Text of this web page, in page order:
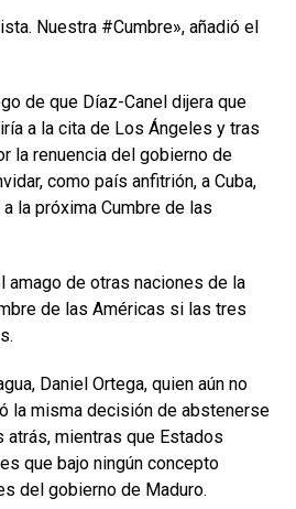
Nuestra #Cumbre», añadió el
de que Díaz-Canel dijera que
a la cita de Los Ángeles y tras
la renuencia del gobierno de
como país anfitrión, a Cuba,
la próxima Cumbre de las
amago de otras naciones de la
de las Américas si las tres
Daniel Ortega, quien aún no
la misma decisión de abstenerse
atrás, mientras que Estados
que bajo ningún concepto
del gobierno de Maduro.